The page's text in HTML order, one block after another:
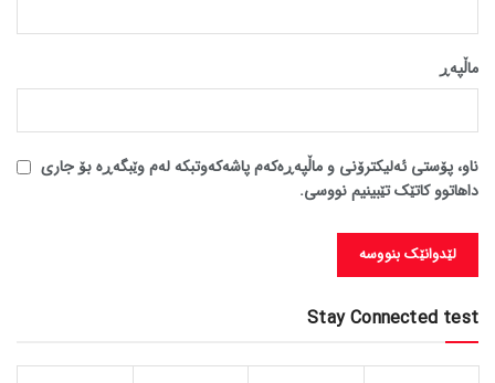
ماڵپه‌ڕ
ناو، پۆستی ئەلیکترۆنی و ماڵپەڕەکەم پاشەکەوتبکە لەم وێبگەڕە بۆ جاری
داهاتوو کاتێک تێبینیم نووسی.
Stay Connected test